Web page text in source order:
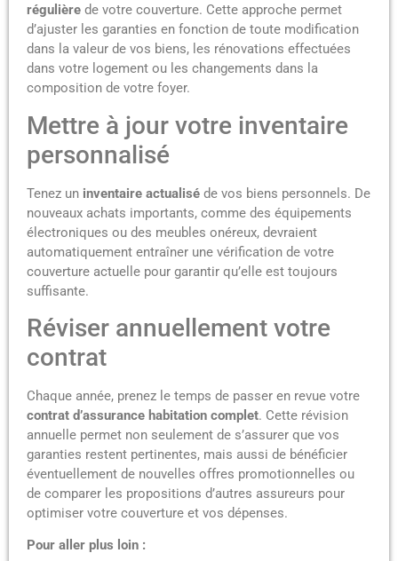
régulière de votre couverture. Cette approche permet
d’ajuster les garanties en fonction de toute modification
dans la valeur de vos biens, les rénovations effectuées
dans votre logement ou les changements dans la
composition de votre foyer.
Mettre à jour votre inventaire
personnalisé
Tenez un inventaire actualisé de vos biens personnels. De
nouveaux achats importants, comme des équipements
électroniques ou des meubles onéreux, devraient
automatiquement entraîner une vérification de votre
couverture actuelle pour garantir qu’elle est toujours
suffisante.
Réviser annuellement votre
contrat
Chaque année, prenez le temps de passer en revue votre
contrat d’assurance habitation complet. Cette révision
annuelle permet non seulement de s’assurer que vos
garanties restent pertinentes, mais aussi de bénéficier
éventuellement de nouvelles offres promotionnelles ou
de comparer les propositions d’autres assureurs pour
optimiser votre couverture et vos dépenses.
Pour aller plus loin :